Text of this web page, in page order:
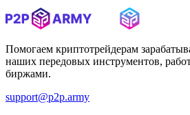
Помогаем криптотрейдерам
наших передовых инструментов,
биржами.
support@p2p.army